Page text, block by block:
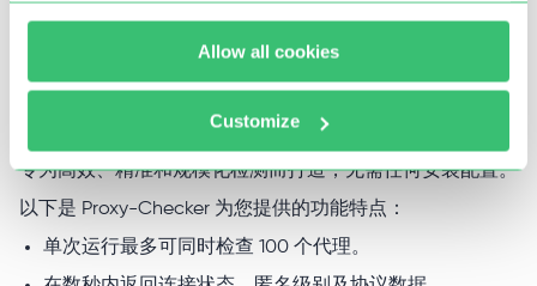
Allow all cookies
Customize
为什么团队选择 Proxy-Seller 的
Proxy-Check
专为高效、精准和规模化检测而打造，无需任何安装配置。
以下是 Proxy-Checker 为您提供的功能特点：
单次运行最多可同时检查 100 个代理。